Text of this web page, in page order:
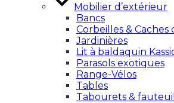
Mobilier d’extérieur
Bancs
Corbeilles &
Jardinières
Lit à baldaquin
Parasols exotiques
Range-Vélos
Tables
Tabourets &